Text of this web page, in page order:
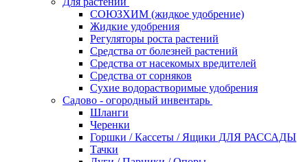
СОЮЗХИМ (жидкое удобрение)
Жидкие удобрения
Регуляторы роста растений
Средства от болезней растений
Средства от насекомых вредителей
Средства от сорняков
Сухие водорастворимые удобрения
Садово - огородный инвентарь
Шланги
Черенки
Горшки / Кассеты / Ящики ДЛЯ РАССАДЫ
Тачки